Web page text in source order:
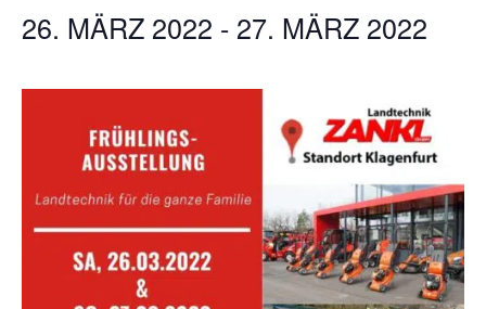
26. MÄRZ 2022 - 27. MÄRZ 2022